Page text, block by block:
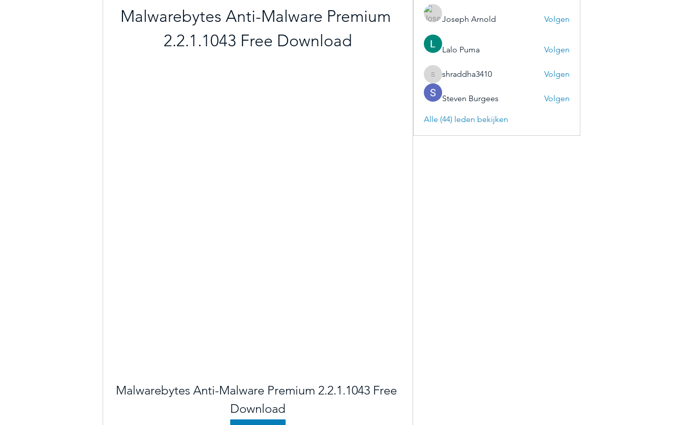
Malwarebytes Anti-Malware Premium
2.2.1.1043 Free Download
Malwarebytes Anti-Malware Premium 2.2.1.1043 Free
Download
Joseph Arnold Volgen
Lalo Puma Volgen
shraddha3410
shraddha3410 Volgen
Steven Burgees Volgen
Alle (44) leden bekijken